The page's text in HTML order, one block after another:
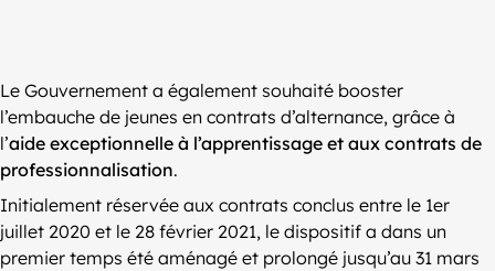
Le Gouvernement a également souhaité booster
l’embauche de jeunes en contrats d’alternance, grâce à
l’aide exceptionnelle à l’apprentissage et aux contrats de
professionnalisation.
Initialement réservée aux contrats conclus entre le 1er
juillet 2020 et le 28 février 2021, le dispositif a dans un
premier temps été aménagé et prolongé jusqu’au 31 mars